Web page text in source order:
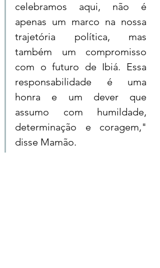
celebramos aqui, não é
apenas um marco na nossa
trajetória política, mas
também um compromisso
com o futuro de Ibiá. Essa
responsabilidade é uma
honra e um dever que
assumo com humildade,
determinação e coragem,"
disse Mamão.